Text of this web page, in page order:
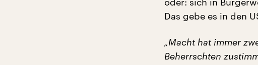
Das gebe es in den
„Macht hat immer
Beherrschten